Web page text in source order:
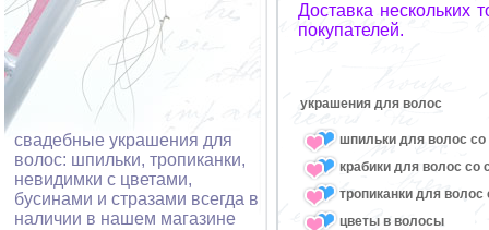
свадебные украшения для
волос: шпильки, тропиканки,
невидимки с цветами,
бусинами и стразами всегда в
наличии в нашем магазине
Доставка нескольких
покупателей.
украшения для волос
шпильки для волос со
крабики для волос со
тропиканки для
цветы в волосы